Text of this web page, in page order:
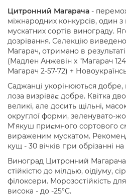
Цитронний Магарача -
міжнародних конкурсів, один
мускатних сортів винограду.
дозрівання. Селекцію
Магарач, отримано в
(Мадлен Анжевін x "Магарач
Магарач 2-57-72) +
Саджанці укорінюються
лоза визріває добре. Квітка
великі, але досить щільні,
округлої форми, зеленувато-
М'якуш приємного сортового
вираженим мускатом.
кущ - 30 вічків при обрізанні на
Виноград Цитронний Магарача
стійкістю до мілдью, оідіуму,
філоксери. Морозостійкість
висока - до -25°С.